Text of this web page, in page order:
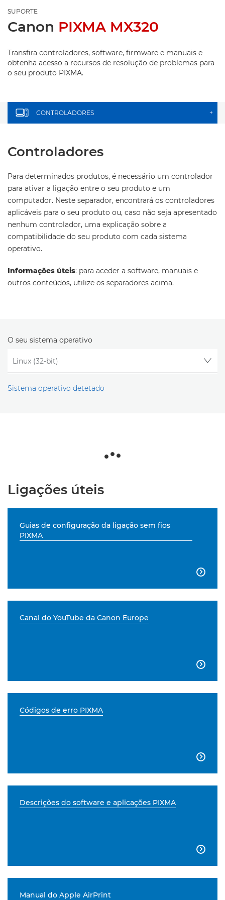
SUPORTE
Canon PIXMA MX320
Transfira controladores, software, firmware e manuais e
obtenha acesso a recursos de resolução de problemas para
o seu produto PIXMA.
CONTROLADORES +
Controladores
Para determinados produtos, é necessário um controlador
para ativar a ligação entre o seu produto e um
computador. Neste separador, encontrará os controladores
aplicáveis para o seu produto ou, caso não seja apresentado
nenhum controlador, uma explicação sobre a
compatibilidade do seu produto com cada sistema
operativo.
Informações úteis: para aceder a software, manuais e
outros conteúdos, utilize os separadores acima.
O seu sistema operativo
Sistema operativo detetado
Ligações úteis
Guias de configuração da ligação sem fios
PIXMA

Canal do YouTube da Canon Europe

Códigos de erro PIXMA

Descrições do software e aplicações PIXMA

Manual do Apple AirPrint